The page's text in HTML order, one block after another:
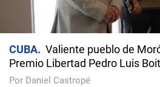
CUBA
Valiente pueblo de
Premio Libertad Pedro Luis
Por Daniel Castropé